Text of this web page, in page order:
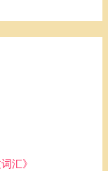
汇》